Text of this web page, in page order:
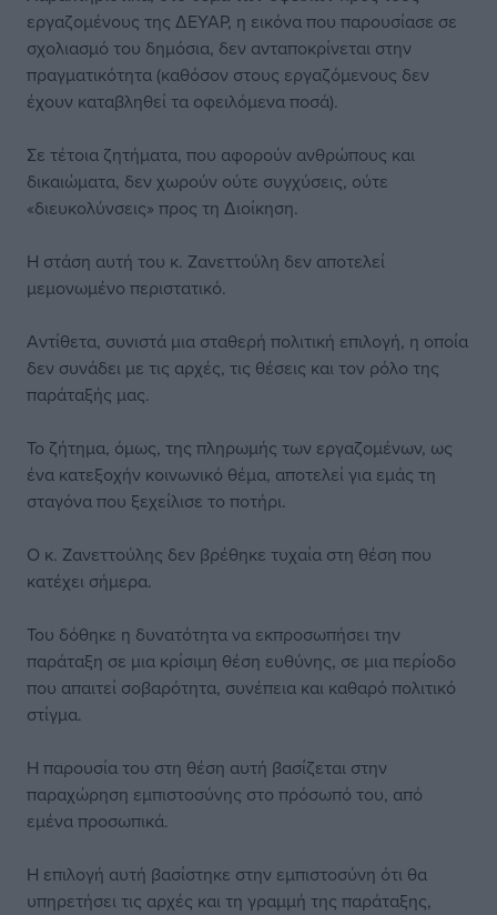
εργαζομένους της ΔΕΥΑΡ, η εικόνα που παρουσίασε σε
σχολιασμό του δημόσια, δεν ανταποκρίνεται στην
πραγματικότητα (καθόσον στους εργαζόμενους δεν
έχουν καταβληθεί τα οφειλόμενα ποσά).
Σε τέτοια ζητήματα, που αφορούν ανθρώπους και
δικαιώματα, δεν χωρούν ούτε συγχύσεις, ούτε
«διευκολύνσεις» προς τη Διοίκηση.
Η στάση αυτή του κ. Ζανεττούλη δεν αποτελεί
μεμονωμένο περιστατικό.
Αντίθετα, συνιστά μια σταθερή πολιτική επιλογή, η οποία
δεν συνάδει με τις αρχές, τις θέσεις και τον ρόλο της
παράταξής μας.
Το ζήτημα, όμως, της πληρωμής των εργαζομένων, ως
ένα κατεξοχήν κοινωνικό θέμα, αποτελεί για εμάς τη
σταγόνα που ξεχείλισε το ποτήρι.
Ο κ. Ζανεττούλης δεν βρέθηκε τυχαία στη θέση που
κατέχει σήμερα.
Του δόθηκε η δυνατότητα να εκπροσωπήσει την
παράταξη σε μια κρίσιμη θέση ευθύνης, σε μια περίοδο
που απαιτεί σοβαρότητα, συνέπεια και καθαρό πολιτικό
στίγμα.
Η παρουσία του στη θέση αυτή βασίζεται στην
παραχώρηση εμπιστοσύνης στο πρόσωπό του, από
εμένα προσωπικά.
Η επιλογή αυτή βασίστηκε στην εμπιστοσύνη ότι θα
υπηρετήσει τις αρχές και τη γραμμή της παράταξης,